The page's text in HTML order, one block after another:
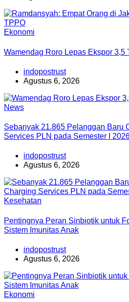
Ekonomi
Wamendag Roro Lepas Ekspor 3,5
indopostrust
Agustus 6, 2026
News
Sebanyak 21.865 Pelanggan Baru
Services PLN pada Semester I
indopostrust
Agustus 6, 2026
Kesehatan
Pentingnya Peran Sinbiotik untuk
Sistem Imunitas Anak
indopostrust
Agustus 6, 2026
Ekonomi